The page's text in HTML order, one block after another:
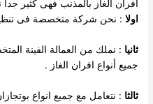
أفران الغاز بالمذنب فهى كثير
اولا : نحن شركة متخصصة فى
ثانيا : نملك من العمالة الفينة
جميع أنواع افران الغاز .
ثالثا : نتعامل مع جميع انواع